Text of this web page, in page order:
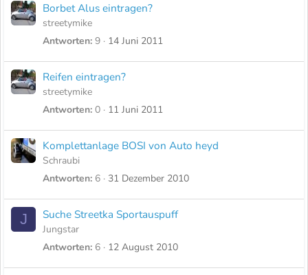
Borbet Alus eintragen?
streetymike
Antworten 9 14 Juni 2011
Reifen eintragen?
streetymike
Antworten 0 11 Juni 2011
Komplettanlage BOSI von Auto heyd
Schraubi
Antworten 6 31 Dezember 2010
J Suche Streetka Sportauspuff
Jungstar
Antworten 6 12 August 2010